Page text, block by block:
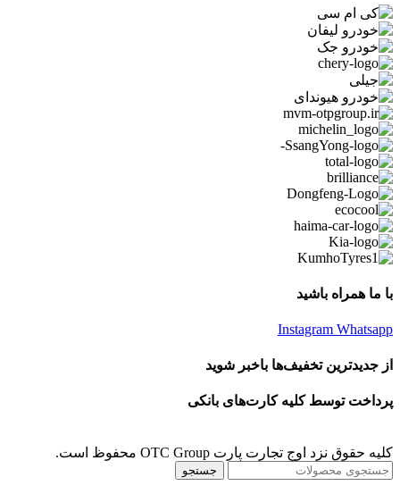
با ما همراه باشید
Instagram Whatsapp
از جدیدترین تخفیف‌ها باخبر شوید
پرداخت توسط کلیه کارت‌های بانکی
کلیه حقوق نزد اوج تجارت پارت OTC Group محفوظ است.
جستجو